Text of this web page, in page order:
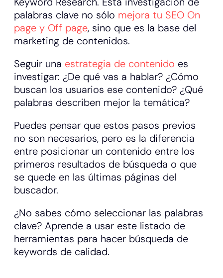
palabras clave no sólo mejora tu SEO On
page y Off page, sino que es la base del
marketing de contenidos.
Seguir una estrategia de contenido es
investigar: ¿De qué vas a hablar? ¿Cómo
buscan los usuarios ese contenido? ¿Qué
palabras describen mejor la temática?
Puedes pensar que estos pasos previos
no son necesarios, pero es la diferencia
entre posicionar un contenido entre los
primeros resultados de búsqueda o que
se quede en las últimas páginas del
buscador.
¿No sabes cómo seleccionar las palabras
clave? Aprende a usar este listado de
herramientas para hacer búsqueda de
keywords de calidad.